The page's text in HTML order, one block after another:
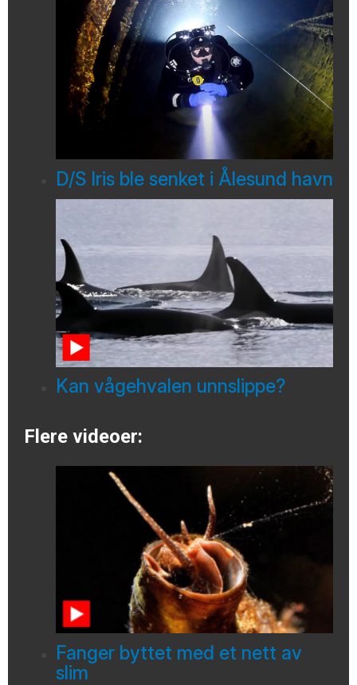
D/S Iris ble senket i Ålesund havn
Kan vågehvalen unnslippe?
Flere videoer:
Fanger byttet med et nett av
slim